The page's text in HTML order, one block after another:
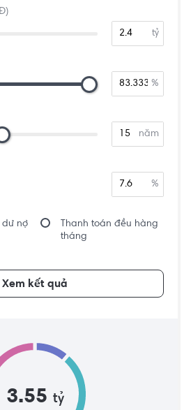
tỷ
%
năm
%
dư nợ
Thanh toán đều hàng
tháng
Xem kết quả
3.55 tỷ